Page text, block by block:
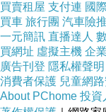
買賣租屋 支付連 國
買車 旅行團 汽車險
一元簡訊 直播達人
買網址 虛擬主機 企
廣告刊登 隱私權聲明
消費者保護 兒童網
About PChome 投資